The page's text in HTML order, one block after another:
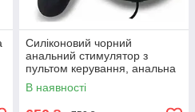
Силіконовий чорний
анальний стимулятор з
пультом керування, анальна
пробка з вібрацією
В наявності